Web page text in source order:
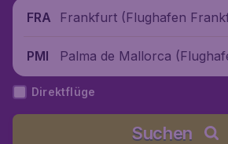
FRA
Frankfurt (Flughafen
PMI
Palma de Mallorca
Mallorca), Spanien
Direktflüge
Suchen